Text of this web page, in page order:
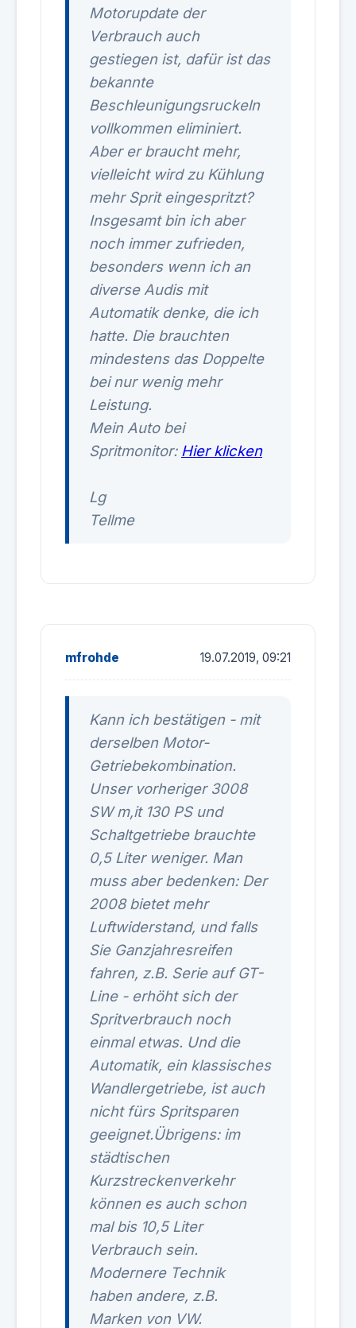
Motorupdate der
Verbrauch auch
gestiegen ist, dafür ist das
bekannte
Beschleunigungsruckeln
vollkommen eliminiert.
Aber er braucht mehr,
vielleicht wird zu Kühlung
mehr Sprit eingespritzt?
Insgesamt bin ich aber
noch immer zufrieden,
besonders wenn ich an
diverse Audis mit
Automatik denke, die ich
hatte. Die brauchten
mindestens das Doppelte
bei nur wenig mehr
Leistung.
Mein Auto bei
Spritmonitor: Hier klicken
Lg
Tellme
mfrohde 19.07.2019, 09:21
Kann ich bestätigen - mit
derselben Motor-
Getriebekombination.
Unser vorheriger 3008
SW m,it 130 PS und
Schaltgetriebe brauchte
0,5 Liter weniger. Man
muss aber bedenken: Der
2008 bietet mehr
Luftwiderstand, und falls
Sie Ganzjahresreifen
fahren, z.B. Serie auf GT-
Line - erhöht sich der
Spritverbrauch noch
einmal etwas. Und die
Automatik, ein klassisches
Wandlergetriebe, ist auch
nicht fürs Spritsparen
geeignet.Übrigens: im
städtischen
Kurzstreckenverkehr
können es auch schon
mal bis 10,5 Liter
Verbrauch sein.
Modernere Technik
haben andere, z.B.
Marken von VW.